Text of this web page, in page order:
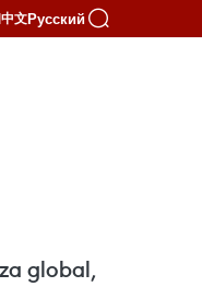
中文Русский
global,